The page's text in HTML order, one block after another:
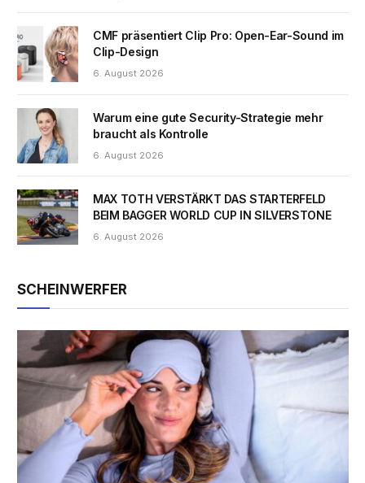
CMF präsentiert Clip Pro: Open-Ear-Sound im
Clip-Design
6. August 2026
Warum eine gute Security-Strategie mehr
braucht als Kontrolle
6. August 2026
MAX TOTH VERSTÄRKT DAS STARTERFELD
BEIM BAGGER WORLD CUP IN SILVERSTONE
6. August 2026
SCHEINWERFER